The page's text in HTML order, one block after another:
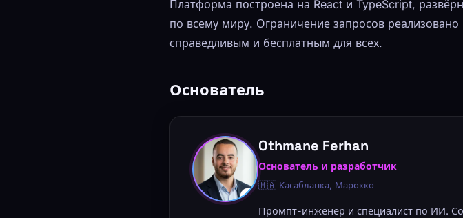
Платформа построена на React и TypeScript,
по всему миру. Ограничение запросов
справедливым и бесплатным для всех.
Основатель
Othmane Ferhan
Основатель и разработчик
🇲🇦 Касабланка, Марокко
Промпт-инженер и специалист по ИИ.